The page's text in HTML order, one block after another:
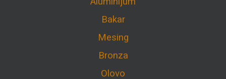
Bakar
Mesing
Bronza
Olovo